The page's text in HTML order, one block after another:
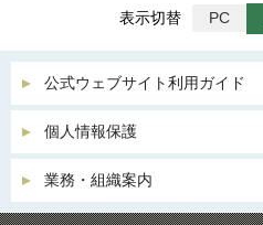
表示切替 PC
公式ウェブサイト利用ガイド
個人情報保護
業務・組織案内